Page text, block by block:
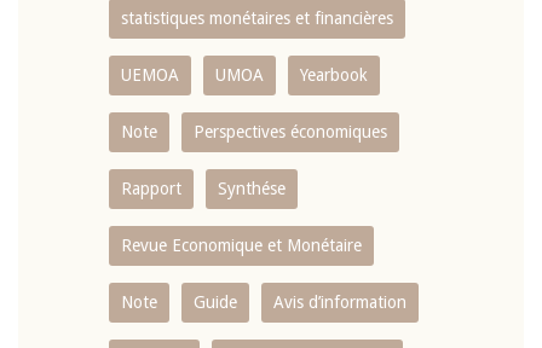
statistiques monétaires et financières
UEMOA UMOA Yearbook
Note Perspectives économiques
Rapport Synthése
Revue Economique et Monétaire
Note Guide Avis d’information